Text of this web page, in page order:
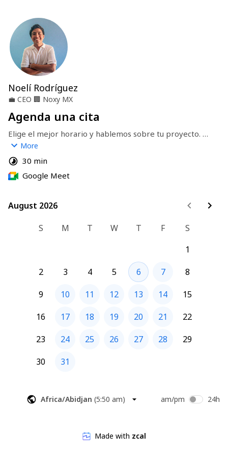
Noelí Rodríguez
💼 CEO 🏢 Noxy MX
Agenda una cita
Elige el mejor horario y hablemos sobre tu proyecto.
Reserva fácilmente en solo un clic.
More
30 min
Google Meet
August 2026
August 2026
S
M T W T F
S
1
2
3 4 5 6 7
8
9
10 11 12 13 14
15
16
17 18 19 20 21
22
23
24 25 26 27 28
29
30
31
Africa/Abidjan (5:50 am) am/pm 24h
Made with zcal